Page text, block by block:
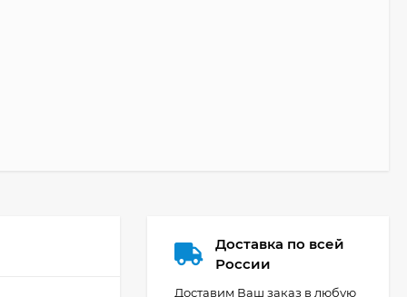
Доставка по всей
России
Доставим Ваш заказ в любую